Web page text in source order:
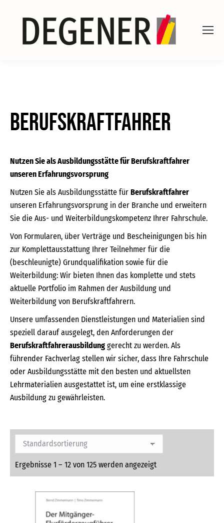
Berufskraftfahrer
Nutzen Sie als Ausbildungsstätte für Berufskraftfahrer
unseren Erfahrungsvorsprung
Nutzen Sie als Ausbildungsstätte für Berufskraftfahrer
unseren Erfahrungsvorsprung in der Branche und erweitern
Sie die Aus- und Weiterbildungskompetenz Ihrer Fahrschule.
Von Formularen, über Verträge und Bescheinigungen bis hin
zur Komplettausstattung Ihrer Teilnehmer für die
(beschleunigte) Grundqualifikation sowie für die
Weiterbildung: Wir bieten Ihnen das komplette und stets
aktuelle Portfolio im Rahmen der Ausbildung und
Weiterbildung von Berufskraftfahrern.
Unsere umfassenden Dienstleistungen und Materialien sind
speziell darauf ausgelegt, den Anforderungen der
Berufskraftfahrerausbildung gerecht zu werden. Als
führender Fachverlag stellen wir sicher, dass Ihre Fahrschule
oder Ausbildungsstätte mit den besten und aktuellsten
Lehrmaterialien ausgestattet ist, um eine erstklassige
Ausbildung zu gewährleisten.
Ergebnisse 1 – 12 von 125 werden angezeigt